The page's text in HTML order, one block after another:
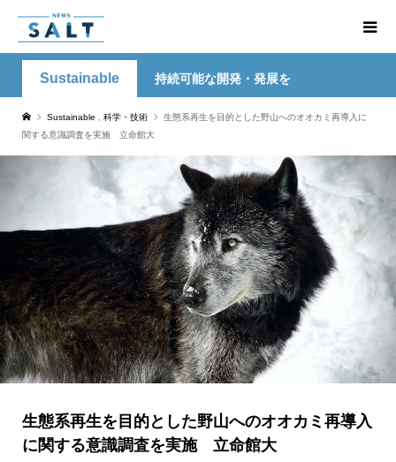
Sustainable 持続可能な開発・発展を
Sustainable 科学・技術
生態系再生を目的とした野山へのオオカミ再導入に
関する意識調査を実施 立命館大
生態系再生を目的とした野山へのオオカミ再導入
に関する意識調査を実施 立命館大